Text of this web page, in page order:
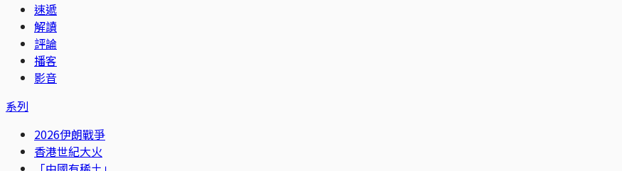
速遞
解讀
評論
播客
影音
系列
2026伊朗戰爭
香港世紀大火